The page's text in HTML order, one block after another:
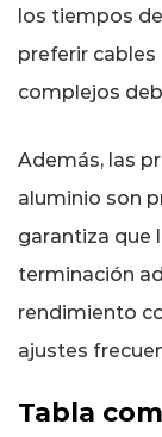
los tiempos
preferir
complejos
Además, las
aluminio son
garantiza que
terminación
rendimiento
ajustes
Tabla